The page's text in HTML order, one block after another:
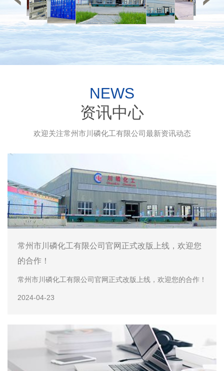
NEWS
资讯中心
欢迎关注常州市川磷化工有限公司最新资讯动态
常州市川磷化工有限公司官网正式改版上线，欢迎您
的合作！
常州市川磷化工有限公司官网正式改版上线，欢迎您的合作！
2024-04-23